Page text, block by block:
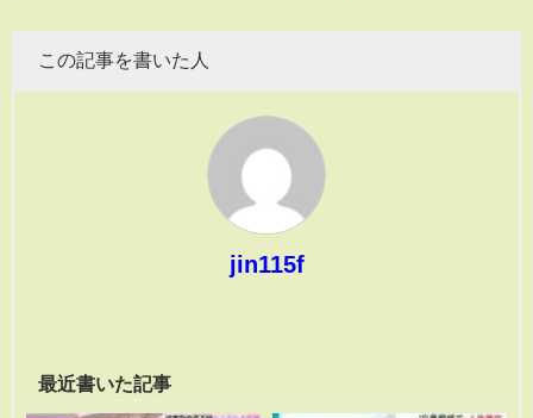
この記事を書いた人
jin115f
最近書いた記事